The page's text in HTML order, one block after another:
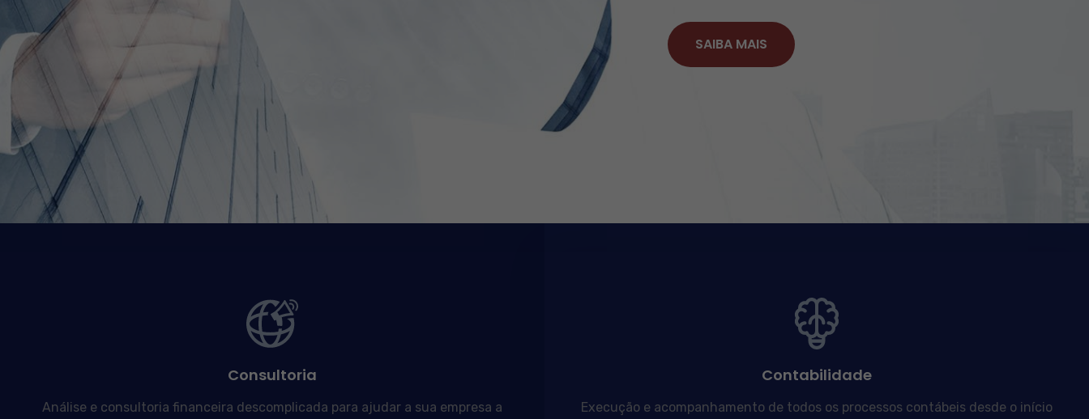
SAIBA MAIS
Consultoria
Análise e consultoria financeira descomplicada para ajudar a sua empresa a
Contabilidade
Execução e acompanhamento de todos os processos contábeis desde o início